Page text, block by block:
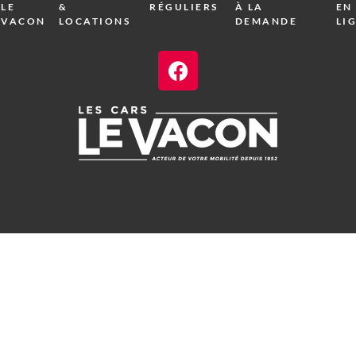
LE
VACON
&
LOCATIONS
RÉGULIERS
À LA
DEMANDE
EN